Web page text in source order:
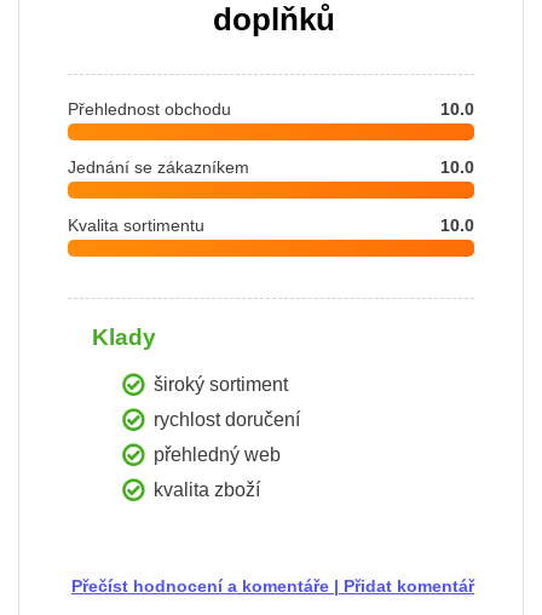
doplňků
Přehlednost obchodu 10.0
Jednání se zákazníkem 10.0
Kvalita sortimentu 10.0
Klady
široký sortiment
rychlost doručení
přehledný web
kvalita zboží
Přidat komentář
|
Přečíst hodnocení a komentáře